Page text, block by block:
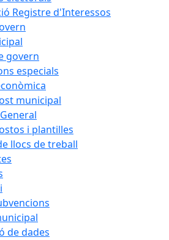
Registre d'Interessos
govern
especials
municipal
i plantilles
llocs de treball
de dades